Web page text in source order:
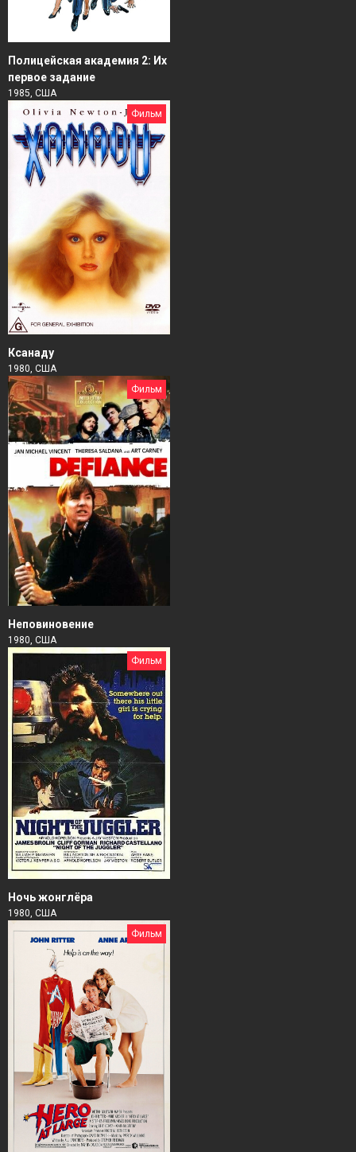
Полицейская академия 2: Их
первое задание
1985, США
Фильм
Ксанаду
1980, США
Фильм
Неповиновение
1980, США
Фильм
Ночь жонглёра
1980, США
Фильм